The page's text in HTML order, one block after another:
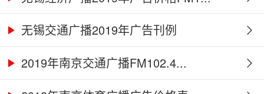
无锡交通广播2019年广告刊例
2019年南京交通广播FM102.4...